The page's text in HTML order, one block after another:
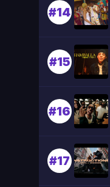
#14
#15
#16
#17